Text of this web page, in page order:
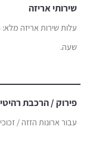
שירותי אריזה
שעה.
פירוק / הרכבת
עבור ארונות הזזה /